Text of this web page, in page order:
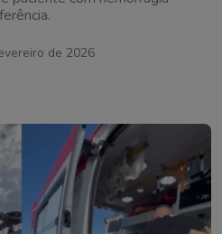
de 2026